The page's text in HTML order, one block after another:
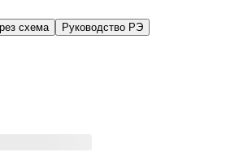
схема Руководство РЭ